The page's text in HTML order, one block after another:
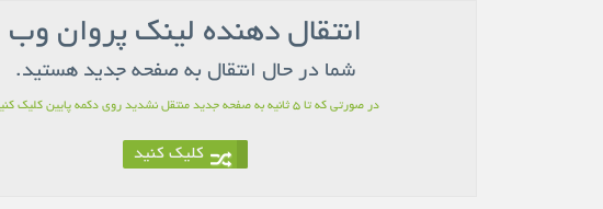
انتقال دهنده لینک پروان وب
شما در حال انتقال به صفحه جدید هستید.
در صورتی که تا 5 ثانیه به صفحه جدید منتقل نشدید روی دکمه پایین کلیک کنید
کلیک کنید